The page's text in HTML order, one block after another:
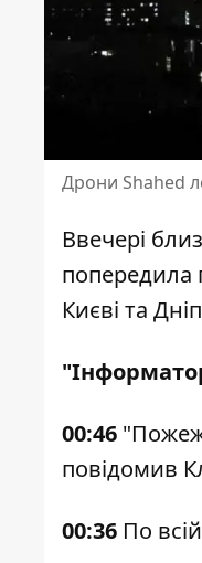
Дрони Shahed
Ввечері
попередила
Києві та
00:46
повідомив
00:36 По